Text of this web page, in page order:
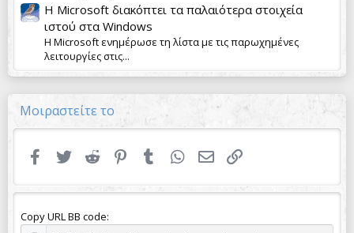
Η Microsoft διακόπτει τα παλαιότερα στοιχεία
ιστού στα Windows
Η Microsoft ενημέρωσε τη λίστα με τις παρωχημένες
λειτουργίες στις...
Μοιραστείτε το
Facebook
Twitter Reddit Pinterest
Tumblr WhatsApp
Email
Copy URL BB code